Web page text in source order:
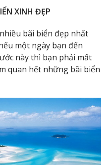
XINH ĐẸP
bãi biển đẹp nhất
một ngày bạn đến
này thì bạn phải mất
quan hết những bãi biển